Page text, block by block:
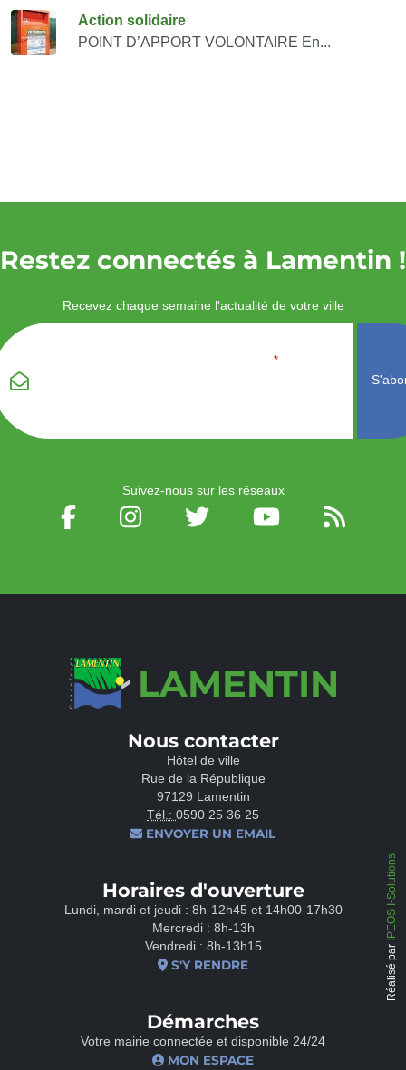
Action solidaire
POINT D’APPORT VOLONTAIRE En...
LAMENTIN
Nous contacter
Hôtel de ville
Rue de la République
97129 Lamentin
Tél.: 0590 25 36 25
ENVOYER UN EMAIL
Horaires d'ouverture
Lundi, mardi et jeudi : 8h-12h45 et 14h00-17h30
Mercredi : 8h-13h
Vendredi : 8h-13h15
S'Y RENDRE
Démarches
Votre mairie connectée et disponible 24/24
MON ESPACE
Restez connectés à Lamentin !
Recevez chaque semaine l'actualité de votre ville
*
Suivez-nous sur les réseaux
Réalisé par
IPEOS I-Solutions